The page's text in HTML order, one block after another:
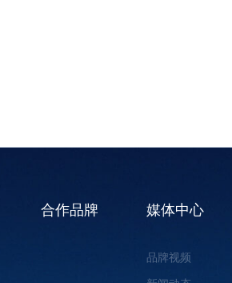
合作品牌 媒体中心
品牌视频